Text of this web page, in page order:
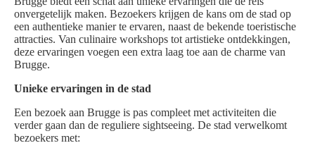
onvergetelijk maken. Bezoekers krijgen de kans om de stad op
een authentieke manier te ervaren, naast de bekende toeristische
attracties. Van culinaire workshops tot artistieke ontdekkingen,
deze ervaringen voegen een extra laag toe aan de charme van
Brugge.
Unieke ervaringen in de stad
Een bezoek aan Brugge is pas compleet met activiteiten die
verder gaan dan de reguliere sightseeing. De stad verwelkomt
bezoekers met: